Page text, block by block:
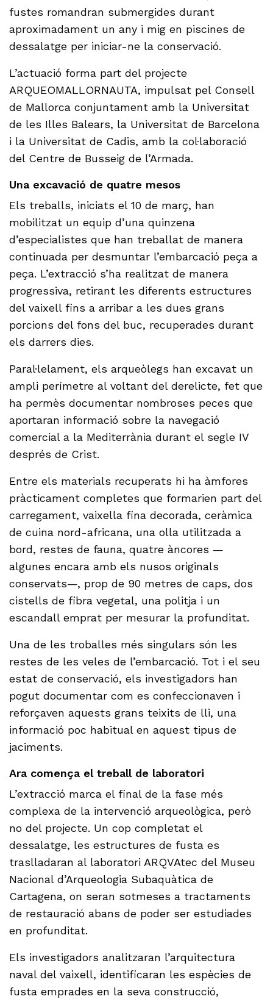
fustes romandran submergides durant
aproximadament un any i mig en piscines de
dessalatge per iniciar-ne la conservació.
L’actuació forma part del projecte
ARQUEOMALLORNAUTA, impulsat pel Consell
de Mallorca conjuntament amb la Universitat
de les Illes Balears, la Universitat de Barcelona
i la Universitat de Cadis, amb la col·laboració
del Centre de Busseig de l’Armada.
Una excavació de quatre mesos
Els treballs, iniciats el 10 de març, han
mobilitzat un equip d’una quinzena
d’especialistes que han treballat de manera
continuada per desmuntar l’embarcació peça a
peça. L’extracció s’ha realitzat de manera
progressiva, retirant les diferents estructures
del vaixell fins a arribar a les dues grans
porcions del fons del buc, recuperades durant
els darrers dies.
Paral·lelament, els arqueòlegs han excavat un
ampli perímetre al voltant del derelicte, fet que
ha permès documentar nombroses peces que
aportaran informació sobre la navegació
comercial a la Mediterrània durant el segle IV
després de Crist.
Entre els materials recuperats hi ha àmfores
pràcticament completes que formarien part del
carregament, vaixella fina decorada, ceràmica
de cuina nord-africana, una olla utilitzada a
bord, restes de fauna, quatre àncores —
algunes encara amb els nusos originals
conservats—, prop de 90 metres de caps, dos
cistells de fibra vegetal, una politja i un
escandall emprat per mesurar la profunditat.
Una de les troballes més singulars són les
restes de les veles de l’embarcació. Tot i el seu
estat de conservació, els investigadors han
pogut documentar com es confeccionaven i
reforçaven aquests grans teixits de lli, una
informació poc habitual en aquest tipus de
jaciments.
Ara comença el treball de laboratori
L’extracció marca el final de la fase més
complexa de la intervenció arqueològica, però
no del projecte. Un cop completat el
dessalatge, les estructures de fusta es
traslladaran al laboratori ARQVAtec del Museu
Nacional d’Arqueologia Subaquàtica de
Cartagena, on seran sotmeses a tractaments
de restauració abans de poder ser estudiades
en profunditat.
Els investigadors analitzaran l’arquitectura
naval del vaixell, identificaran les espècies de
fusta emprades en la seva construcció,